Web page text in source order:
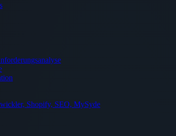
Shopify, SEO, MySyde